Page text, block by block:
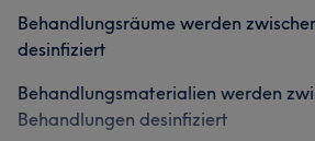
Behandlungsräume werden
desinfiziert
Behandlungsmaterialien werden
Behandlungen desinfiziert